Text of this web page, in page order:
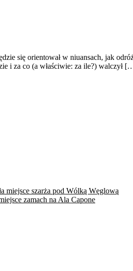
się orientował w niuansach, jak
i za co (a właściwie: za ile?) walczył
miejsce szarża pod Wólką Węglową
zamach na Ala Capone